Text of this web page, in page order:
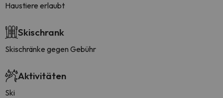
Haustiere erlaubt
Skischrank
Skischränke gegen Gebühr
Aktivitäten
Ski